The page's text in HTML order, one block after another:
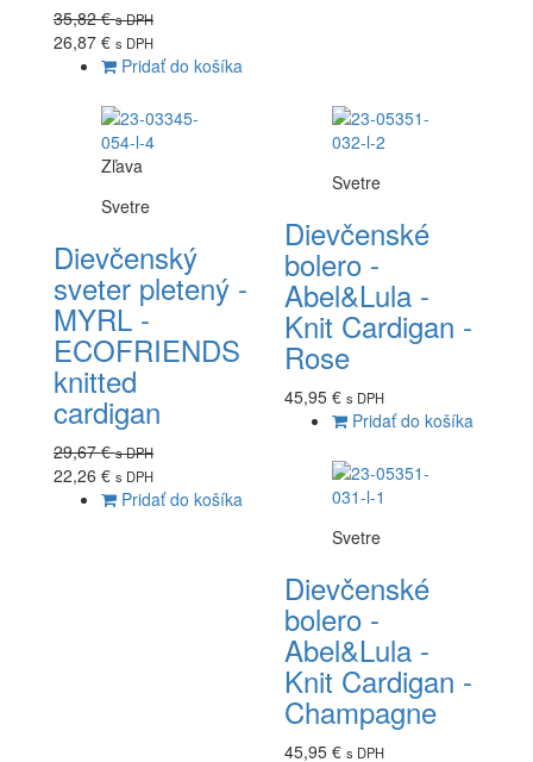
35,82 €s DPH
26,87 € s DPH
Pridať do košíka
Zľava
Svetre
Dievčenský
sveter pletený -
MYRL -
ECOFRIENDS
knitted
cardigan
29,67 €s DPH
22,26 € s DPH
Pridať do košíka
Svetre
Dievčenské
bolero -
Abel&Lula -
Knit Cardigan -
Rose
45,95 € s DPH
Pridať do košíka
Svetre
Dievčenské
bolero -
Abel&Lula -
Knit Cardigan -
Champagne
45,95 € s DPH